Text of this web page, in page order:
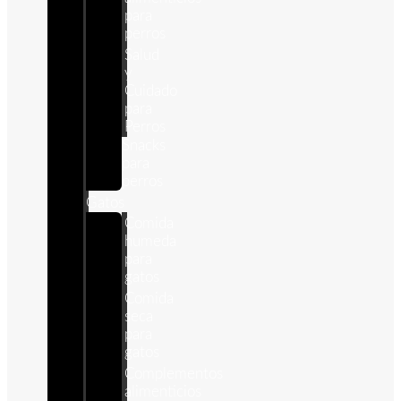
para
perros
Salud
y
Cuidado
para
Perros
Gatos
Comida
humeda
para
gatos
Comida
seca
para
gatos
Complementos
alimenticios